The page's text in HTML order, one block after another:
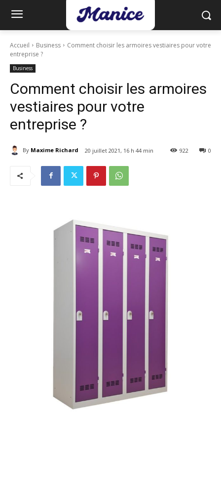
Accueil Business
Comment choisir les armoires vestiaires pour votre
entreprise ?
Business
Comment choisir les armoires
vestiaires pour votre
entreprise ?
By Maxime Richard 20 juillet 2021, 16 h 44 min 0
922